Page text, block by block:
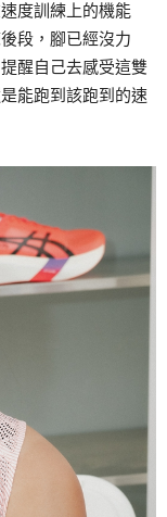
度訓練上的機能
段，腳已經沒力
醒自己去感受這雙
能跑到該跑到的速